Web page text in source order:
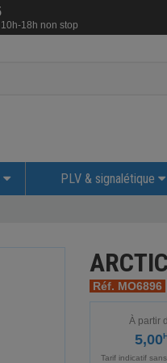
18h non stop
PLV & signalétique
ARCTIC
Réf. MO6896
À partir
5,00
Tarif indicatif